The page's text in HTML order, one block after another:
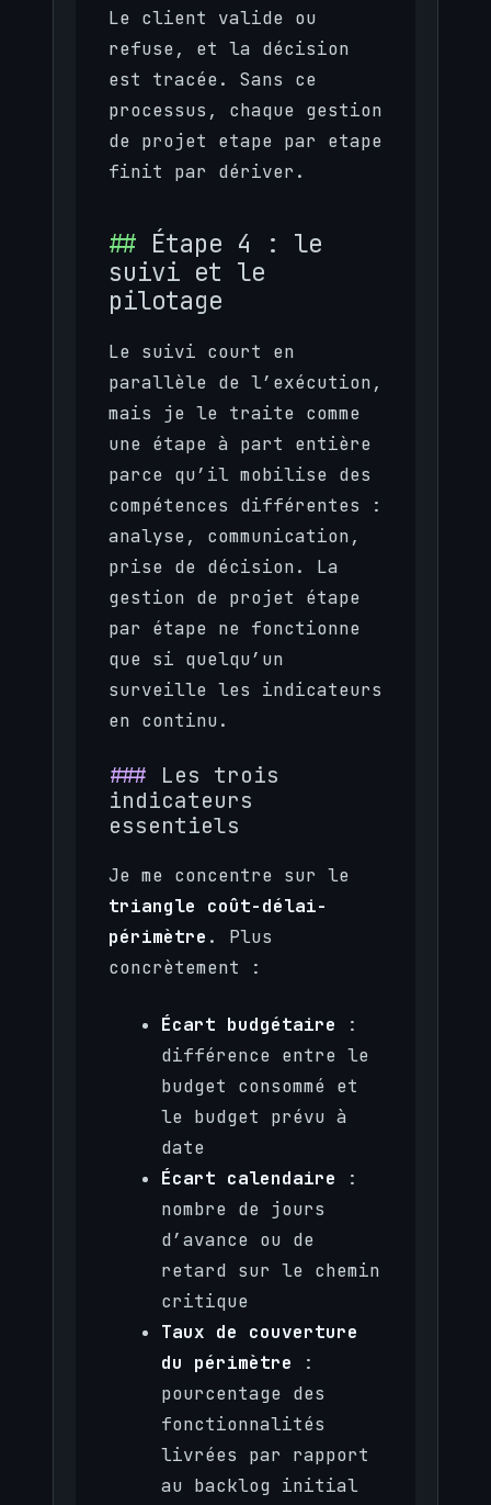
Le client valide ou
refuse, et la décision
est tracée. Sans ce
processus, chaque gestion
de projet etape par etape
finit par dériver.
Étape 4 : le
suivi et le
pilotage
Le suivi court en
parallèle de l’exécution,
mais je le traite comme
une étape à part entière
parce qu’il mobilise des
compétences différentes :
analyse, communication,
prise de décision. La
gestion de projet étape
par étape ne fonctionne
que si quelqu’un
surveille les indicateurs
en continu.
Les trois
indicateurs
essentiels
Je me concentre sur le
triangle coût-délai-
périmètre . Plus
concrètement :
Écart budgétaire :
différence entre le
budget consommé et
le budget prévu à
date
Écart calendaire :
nombre de jours
d’avance ou de
retard sur le chemin
critique
Taux de couverture
du périmètre :
pourcentage des
fonctionnalités
livrées par rapport
au backlog initial